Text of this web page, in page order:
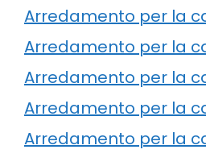
Arredamento per la
Arredamento per la
Arredamento per la
Arredamento per la
Arredamento per la